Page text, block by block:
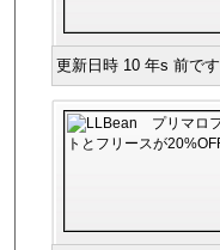
更新日時 10 年s 前です